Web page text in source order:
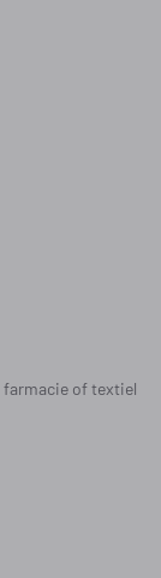
farmacie oftextiel